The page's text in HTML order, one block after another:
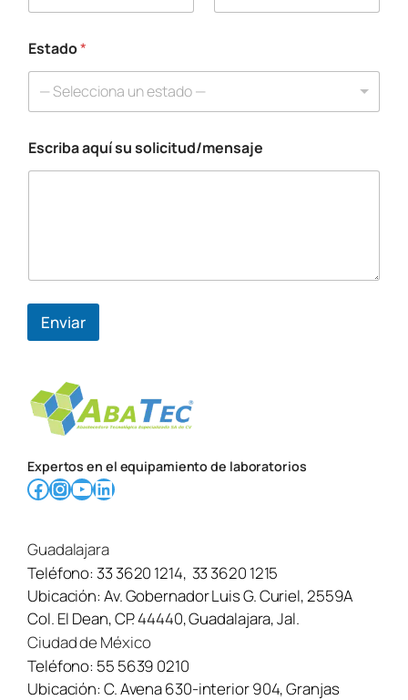
i
i
/
e
n
c
r
c
s
t
a
Estado*
— Selecciona un estado —
Escriba aquí su solicitud/mensaje
Enviar
Expertos en el equipamiento de laboratorios
Facebook InstagramYouTube LinkedIn
Guadalajara
Teléfono:33 3620 1214, 33 3620 1215
Ubicación:Av. Gobernador Luis G. Curiel, 2559A
Col. El Dean, CP. 44440, Guadalajara, Jal.
Ciudad de México
Teléfono: 55 5639 0210
Ubicación:C. Avena 630-interior 904, Granjas